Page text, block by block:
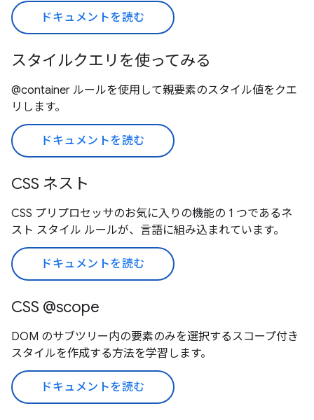
ドキュメントを読む
スタイルクエリを使ってみる
@container ルールを使用して親要素のスタイル値をクエ
リします。
ドキュメントを読む
CSS ネスト
CSS プリプロセッサのお気に入りの機能の 1 つであるネ
スト スタイル ルールが、言語に組み込まれています。
ドキュメントを読む
CSS @scope
DOM のサブツリー内の要素のみを選択するスコープ付き
スタイルを作成する方法を学習します。
ドキュメントを読む